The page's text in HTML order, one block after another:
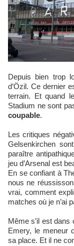
Depuis bien trop longtemps, des critiques fusent sur le jeu
d’Özil. Ce dernier
terrain. Et quand
Stadium ne sont
coupable.
Les critiques
Gelsenkirchen
paraître
jeu d’Arsenal est
En se confiant à
nous ne
vrai, comment
matches où je n’ai
Même s’il est
Emery, le meneur
sa place. Et il ne